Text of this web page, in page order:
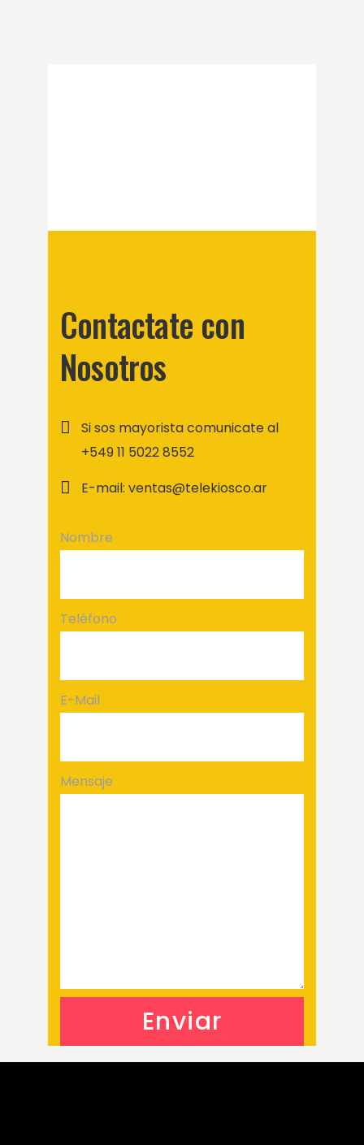
Contactate con
Nosotros
Si sos mayorista comunicate al
+549 11 5022 8552
E-mail: ventas@telekiosco.ar
Nombre
Teléfono
E-Mail
Mensaje